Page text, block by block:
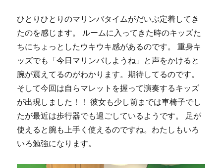
ひとりひとりのマリンバタイムがだいぶ定着してき
たのを感じます。 ルームに入ってきた時のキッズた
ちにちょっとしたウキウキ感があるのです。 重身キ
ッズでも「今日マリンバしようね」と声をかけると
腕が震えてるのがわかります。期待してるのです。
そして今回は自らマレットを握って演奏するキッズ
が出現しました！！ 彼女も少し前までは車椅子でし
たが最近は歩行器でも過ごしているようです。 足が
使えると腕も上手く使えるのですね。わたしもいろ
いろ勉強になります。